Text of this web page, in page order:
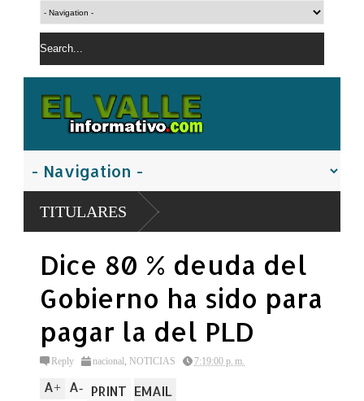
TITULARES
Dice 80 % deuda del
Gobierno ha sido para
pagar la del PLD
Reply nacional, NOTICIAS 7:19:00 p. m.
A+ A- PRINT EMAIL